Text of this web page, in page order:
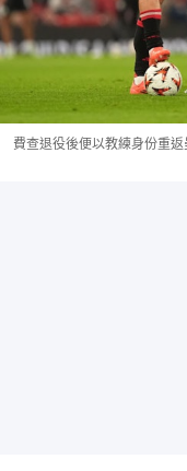
費查退役後便以教練身份重